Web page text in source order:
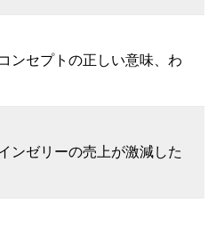
ンセプトの正しい意味、わ
ンゼリーの売上が激減した